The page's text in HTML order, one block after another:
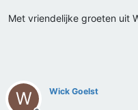
Met vriendelijke groeten uit
W Wick Goelst